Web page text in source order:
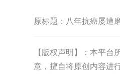
原标题： 八年抗癌屡遭
【版权声明】：本平台
意，擅自将原创内容进